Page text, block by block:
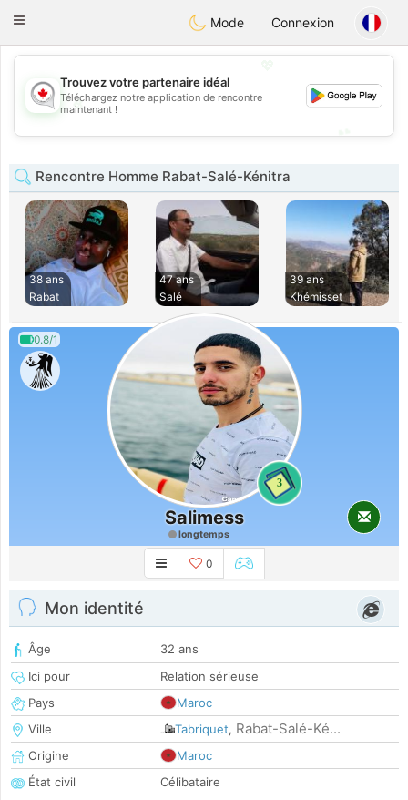
CANADIAN chat
Toggle
Mode Connexion
💖
💕
Trouvez votre partenaire idéal
Téléchargez notre application de rencontre
maintenant !
Rencontre Homme Rabat-Salé-Kénitra
38 ans
Rabat
47 ans
Salé
39 ans
Khémisset
0.8/1
3
Salimess
longtemps
0
Mon identité
Âge
32 ans
Ici pour
Relation sérieuse
Pays
Maroc
Ville
Tabriquet, Rabat-Salé-Ké...
Origine
Maroc
État civil
Célibataire